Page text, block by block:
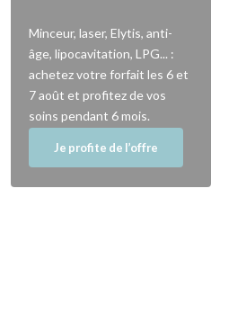
Minceur, laser, Elytis, anti-
âge, lipocavitation, LPG... :
achetez votre forfait les 6 et
7 août et profitez de vos
soins pendant 6 mois.
Je profite de l’offre